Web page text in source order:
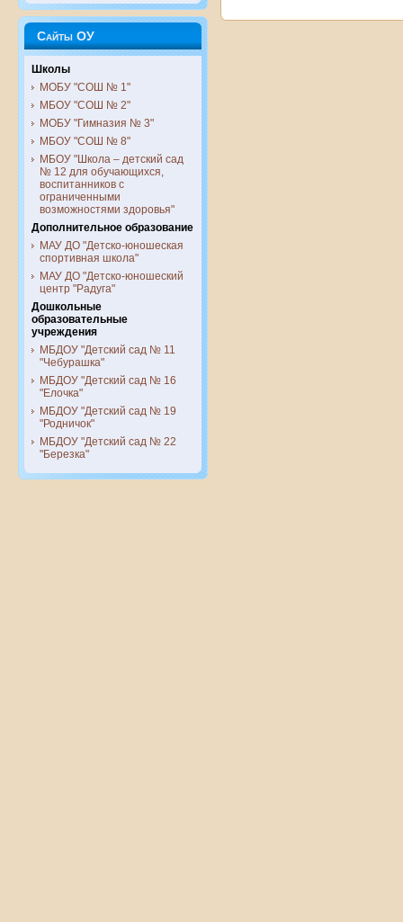
Сайты ОУ
Школы
МОБУ "СОШ № 1"
МБОУ "СОШ № 2"
МОБУ "Гимназия № 3"
МБОУ "СОШ № 8"
МБОУ "Школа – детский сад
№ 12 для обучающихся,
воспитанников с
ограниченными
возможностями здоровья"
Дополнительное образование
МАУ ДО "Детско-юношеская
спортивная школа"
МАУ ДО "Детско-юношеский
центр "Радуга"
Дошкольные
образовательные
учреждения
МБДОУ "Детский сад № 11
"Чебурашка"
МБДОУ "Детский сад № 16
"Елочка"
МБДОУ "Детский сад № 19
"Родничок"
МБДОУ "Детский сад № 22
"Березка"